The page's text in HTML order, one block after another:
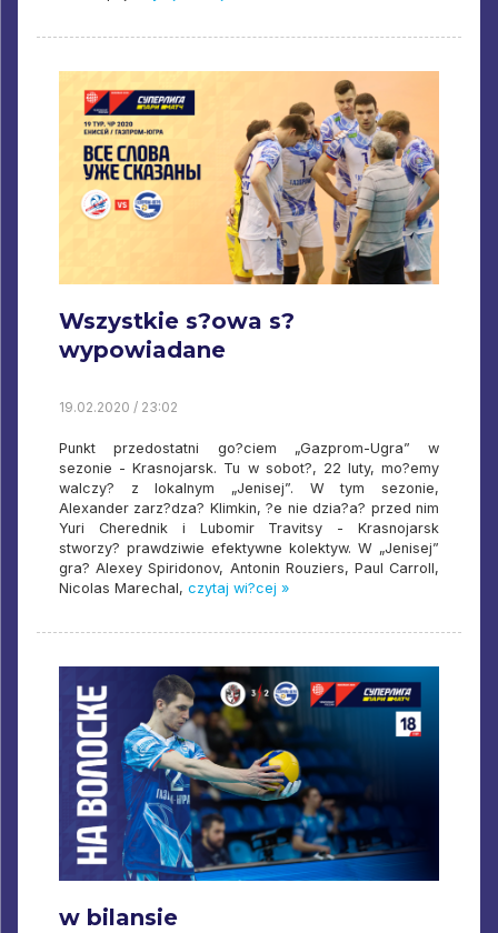
Wszystkie s?owa s?
wypowiadane
19.02.2020 / 23:02
Punkt przedostatni go?ciem „Gazprom-Ugra” w
sezonie - Krasnojarsk. Tu w sobot?, 22 luty, mo?emy
walczy? z lokalnym „Jenisej”. W tym sezonie,
Alexander zarz?dza? Klimkin, ?e nie dzia?a? przed nim
Yuri Cherednik i Lubomir Travitsy - Krasnojarsk
stworzy? prawdziwie efektywne kolektyw. W „Jenisej”
gra? Alexey Spiridonov, Antonin Rouziers, Paul Carroll,
Nicolas Marechal, czytaj wi?cej »
w bilansie